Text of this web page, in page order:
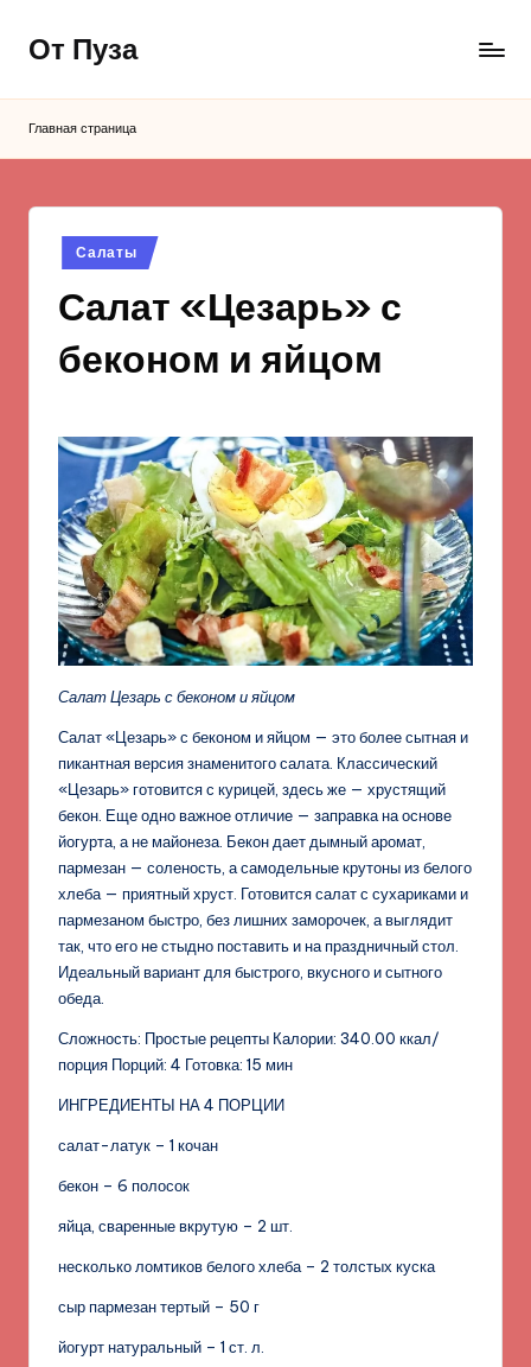
Перейти
содержимому
От Пуза
вкусные
Главная страница
Опубликовано
в
Салаты
Салат «Цезарь» с
беконом и яйцом
Салат Цезарь с беконом и яйцом
Салат «Цезарь» с беконом и яйцом — это более сытная и
пикантная версия знаменитого салата. Классический
«Цезарь» готовится с курицей, здесь же — хрустящий
бекон. Еще одно важное отличие — заправка на основе
йогурта, а не майонеза. Бекон дает дымный аромат,
пармезан — соленость, а самодельные крутоны из белого
хлеба — приятный хруст. Готовится салат с сухариками и
пармезаном быстро, без лишних заморочек, а выглядит
так, что его не стыдно поставить и на праздничный стол.
Идеальный вариант для быстрого, вкусного и сытного
обеда.
Сложность: Простые рецепты Калории: 340.00 ккал/
порция Порций: 4 Готовка: 15 мин
ИНГРЕДИЕНТЫ НА 4 ПОРЦИИ
салат-латук – 1 кочан
бекон – 6 полосок
яйца, сваренные вкрутую – 2 шт.
несколько ломтиков белого хлеба – 2 толстых куска
сыр пармезан тертый – 50 г
йогурт натуральный – 1 ст. л.